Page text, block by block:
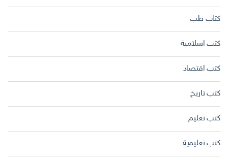
كتاب طب
كتب اسلامية
كتب اقتصاد
كتب تاريخ
كتب تعليم
كتب تعليمية